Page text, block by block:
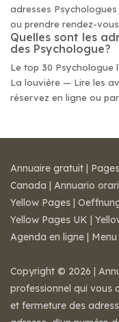
adresses
ou prendre rendez-
Quelles sont les
des Psychologue?
Le top 30 Psychologue
La louvière — Lire les
réservez en ligne ou
Annuaire gratuit |
Canada | Annuario orari
Yellow Pages |
Yellow Pages UK |
Agenda en ligne |
Copyright © 2026 |
professionnel qui vous
et fermeture des